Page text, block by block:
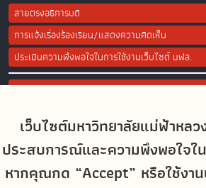
เว็บไซต์มหาวิทยาลัยแม่ฟ้าหลว
ประสบการณ์และความพึงพอใจใ
หากคุณกด “Accept” หรือใช้งาน
สายตรงอธิการบดี
การแจ้งเรื่องร้องเรียน/แสดงความคิดเห็น
ประเมินความพึงพอใจในการใช้งานเว็บไซต์ มฟล.
Site Map
Social Media